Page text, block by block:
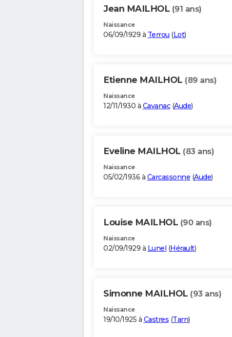
Jean MAILHOL (91 ans)
Naissance
06/09/1929 à Terrou (Lot)
Etienne MAILHOL (89 ans)
Naissance
12/11/1930 à Cavanac(Aude)
Eveline MAILHOL (83 ans)
Naissance
05/02/1936 à Carcassonne (Aude)
Louise MAILHOL (90 ans)
Naissance
02/09/1929 à Lunel (Hérault)
Simonne MAILHOL (93 ans)
Naissance
19/10/1925 à Castres (Tarn)